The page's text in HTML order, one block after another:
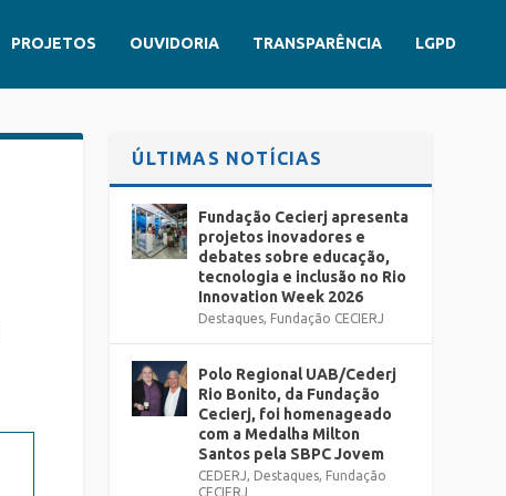
PROJETOS OUVIDORIA TRANSPARÊNCIA LGPD
ÚLTIMAS NOTÍCIAS
Fundação Cecierj apresenta
projetos inovadores e
debates sobre educação,
tecnologia e inclusão no Rio
Innovation Week 2026
Destaques, Fundação CECIERJ
Polo Regional UAB/Cederj
Rio Bonito, da Fundação
Cecierj, foi homenageado
com a Medalha Milton
Santos pela SBPC Jovem
CEDERJ, Destaques, Fundação
CECIERJ